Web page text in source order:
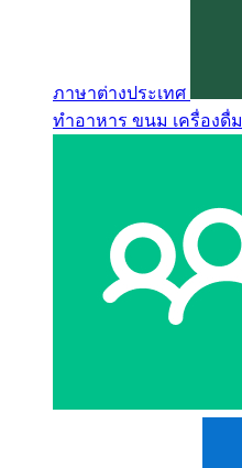
ภาษาต่างประเทศ
ทำอาหาร ขนม เครื่องดื่ม